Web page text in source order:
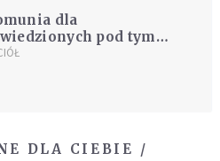
dla
pod tym
DLA CIEBIE /